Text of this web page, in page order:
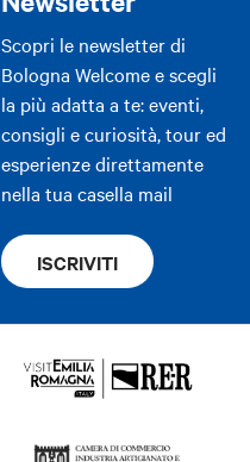
Scopri le newsletter di
Bologna Welcome e scegli
la più adatta a te: eventi,
consigli e curiosità, tour ed
esperienze direttamente
nella tua casella mail
ISCRIVITI